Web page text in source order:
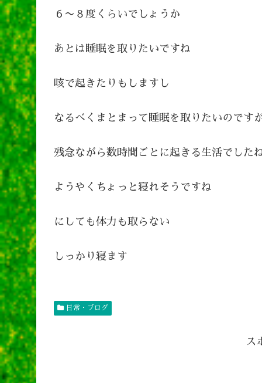
６〜８度くらいでしょうか
あとは睡眠を取りたいですね
咳で起きたりもしますし
なるべくまとまって睡眠を取りたいのです
残念ながら数時間ごとに起きる生活でした
ようやくちょっと寝れそうですね
にしても体力も取らない
しっかり寝ます
日常・ブログ
ス